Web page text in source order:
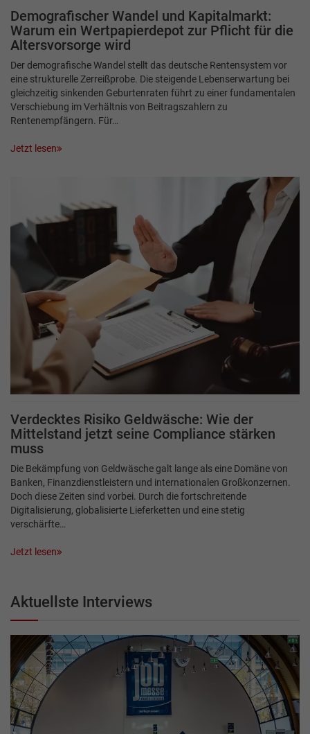
Demografischer Wandel und Kapitalmarkt:
Warum ein Wertpapierdepot zur Pflicht für die
Altersvorsorge wird
Der demografische Wandel stellt das deutsche Rentensystem vor
eine strukturelle Zerreißprobe. Die steigende Lebenserwartung bei
gleichzeitig sinkenden Geburtenraten führt zu einer fundamentalen
Verschiebung im Verhältnis von Beitragszahlern zu
Rentenempfängern. Für…
Jetzt lesen
Verdecktes Risiko Geldwäsche: Wie der
Mittelstand jetzt seine Compliance stärken
muss
Die Bekämpfung von Geldwäsche galt lange als eine Domäne von
Banken, Finanzdienstleistern und internationalen Großkonzernen.
Doch diese Zeiten sind vorbei. Durch die fortschreitende
Digitalisierung, globalisierte Lieferketten und eine stetig
verschärfte…
Jetzt lesen
Aktuellste Interviews